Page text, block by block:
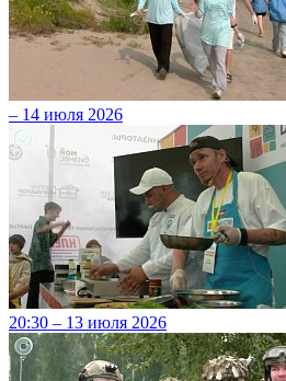
– 14 июля 2026
20:30 – 13 июля 2026